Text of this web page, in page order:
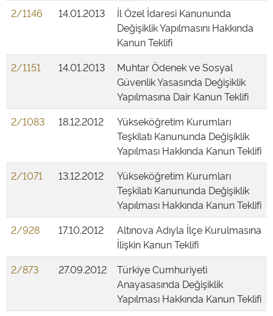
2/1146
14.01.2013
İl Özel İdaresi Kanununda
Değişiklik Yapılmasını Hakkında
Kanun Teklifi
2/1151
14.01.2013
Muhtar Ödenek ve Sosyal
Güvenlik Yasasında Değişiklik
Yapılmasına Dair Kanun Teklifi
2/1083
18.12.2012
Yükseköğretim Kurumları
Teşkilatı Kanununda Değişiklik
Yapılması Hakkında Kanun Teklifi
2/1071
13.12.2012
Yükseköğretim Kurumları
Teşkilatı Kanununda Değişiklik
Yapılması Hakkında Kanun Teklifi
2/928
17.10.2012
Altınova Adıyla İlçe Kurulmasına
İlişkin Kanun Teklifi
2/873
27.09.2012
Türkiye Cumhuriyeti
Anayasasında Değişiklik
Yapılması Hakkında Kanun Teklifi